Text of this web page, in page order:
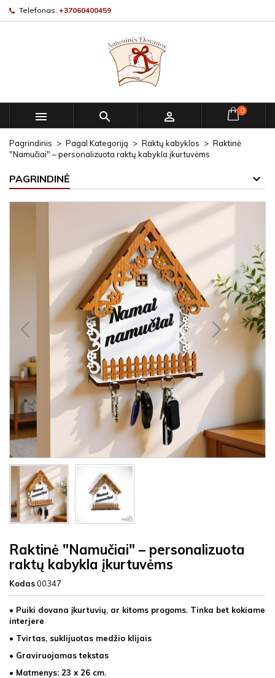
Telefonas: +37060400459
   0
Pagrindinis Pagal Kategoriją Raktų kabyklos
Raktinė
"Namučiai" – personalizuota raktų kabykla įkurtuvėms
PAGRINDINĖ
Raktinė "Namučiai" – personalizuota
raktų kabykla įkurtuvėms
Kodas00347
• Puiki dovana įkurtuvių, ar kitoms progoms. Tinka bet kokiame
interjere
• Tvirtas, suklijuotas medžio klijais
• Graviruojamas tekstas
• Matmenys: 23 x 26 cm.